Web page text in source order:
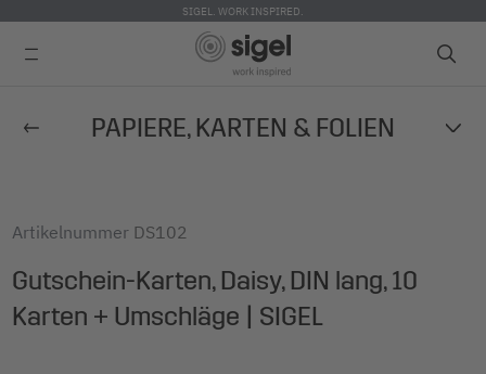
zum
SIGEL. WORK INSPIRED.
PAPIERE, KARTEN & FOLIEN
Artikelnummer DS102
Gutschein-Karten, Daisy, DIN lang, 10
Karten + Umschläge | SIGEL